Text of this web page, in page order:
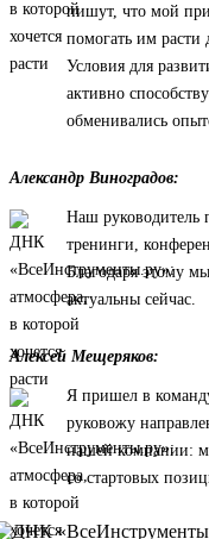
пишут, что мой
помогать им расти
Условия для
активно
обменивались
Александр Виноградов:
Наш руководитель
тренинги,
Благодаря этому
актуальны сейчас.
Алексей Мещеряков:
Я пришел в
руковожу
нашей компании:
со стартовых